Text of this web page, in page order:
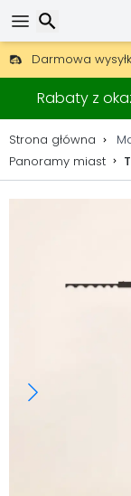
Darmowa
30 dni na zwrot,
Oryginalny
Rabaty z
Strona główna
Panoramy miast